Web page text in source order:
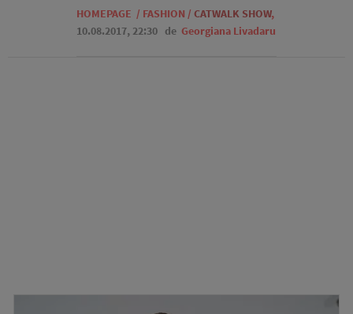
HOMEPAGE / FASHION / CATWALK SHOW,
10.08.2017, 22:30 de Georgiana Livadaru